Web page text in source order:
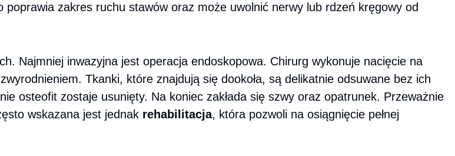
zakres ruchu stawów oraz może uwolnić nerwy lub rdzeń kręgowy od
Najmniej inwazyjna jest operacja endoskopowa. Chirurg wykonuje nacięcie na
Tkanki, które znajdują się dookoła, są delikatnie odsuwane bez ich
osteofit zostaje usunięty. Na koniec zakłada się szwy oraz opatrunek. Przeważnie
wskazana jest jednak rehabilitacja, która pozwoli na osiągnięcie pełnej